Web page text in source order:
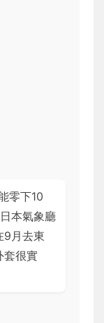
零下10
本氣象廳
9月去東
套很實